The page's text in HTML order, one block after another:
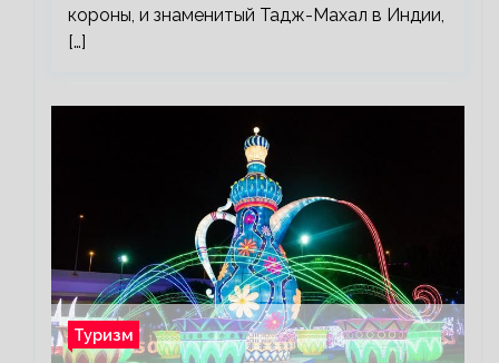
короны, и знаменитый Тадж-Махал в Индии,
[…]
Туризм